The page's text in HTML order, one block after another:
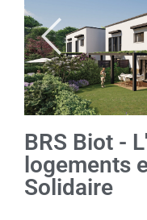
BRS Biot -
logements
Solidaire